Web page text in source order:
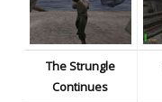
The Strungle
Continues